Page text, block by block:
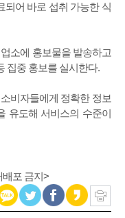
되어 바로 섭취 가능한 식
소에 홍보물을 발송하고
집중 홍보를 실시한다.
비자들에게 정확한 정보
유도해 서비스의 수준이
포 금지>